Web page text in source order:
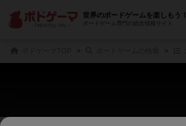
世界のボードゲームを楽しもう！
ボードゲーム専門の総合情報サイト